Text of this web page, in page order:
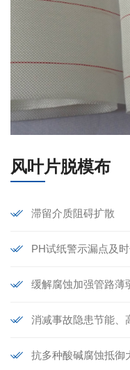
风叶片脱模布
滞留介质阻碍扩散
PH试纸警示漏点及
缓解腐蚀加强管路薄
消减事故隐患节能、
抗多种酸碱腐蚀抵御